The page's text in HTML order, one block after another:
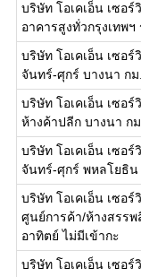
บริษัท โอเคเอ็น เซอร์
อาคารสูงทั่วกรุงเทพฯ
บริษัท โอเคเอ็น เซอร์
จันทร์-ศุกร์ บางนา ก
บริษัท โอเคเอ็น เซอร์
ห้างค้าปลีก บางนา ก
บริษัท โอเคเอ็น เซอร์
จันทร์-ศุกร์ พหลโยธิน
บริษัท โอเคเอ็น เซอร์
ศูนย์การค้า/ห้างสรร
อาทิตย์ ไม่มีเข้ากะ
บริษัท โอเคเอ็น เซอร์